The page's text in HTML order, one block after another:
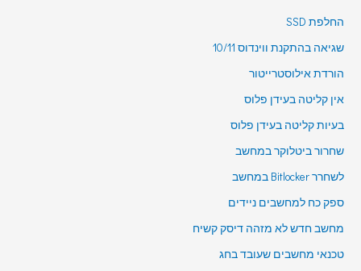
החלפת SSD
שגיאה בהתקנת ווינדוס 10/11
הורדת אילוסטרייטור
אין קליטה בעידן פלוס
בעיות קליטה בעידן פלוס
שחרור ביטלוקר במחשב
לשחרר Bitlocker במחשב
ספק כח למחשבים ניידים
מחשב חדש לא מזהה דיסק קשיח
טכנאי מחשבים שעובד בחג